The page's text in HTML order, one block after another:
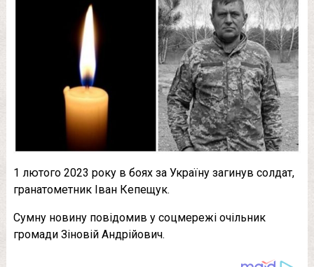
1 лютого 2023 року в боях за Україну загинув солдат,
гранатометник Іван Кепещук.
Сумну новину повідомив у соцмережі очільник
громади Зіновій Андрійович.